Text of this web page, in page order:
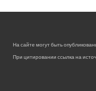
На сайте могут быть
При цитировании ссылка на